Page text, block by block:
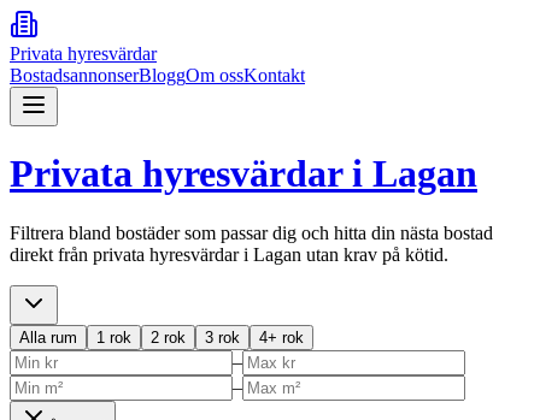
Privata hyresvärdar
BostadsannonserBloggOm ossKontakt
Privata hyresvärdar i Lagan
Filtrera bland bostäder som passar dig och hitta din nästa bostad
direkt från privata hyresvärdar i Lagan utan krav på kötid.
Alla rum 1 rok 2 rok 3 rok 4+ rok
–
–